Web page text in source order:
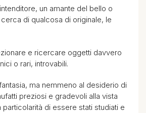
un amante del bello o
di qualcosa di originale, le
e ricercare oggetti davvero
o rari, introvabili.
ma nemmeno al desiderio di
preziosi e gradevoli alla vista
particolarità di essere stati studiati e